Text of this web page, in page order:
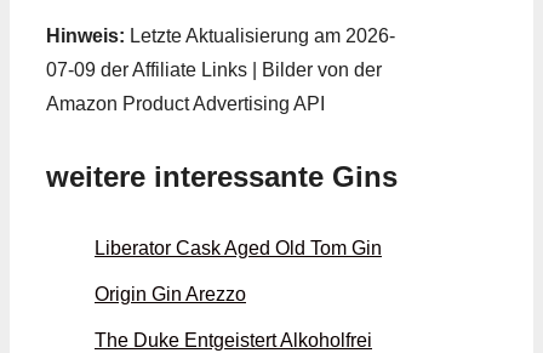
Hinweis: Letzte Aktualisierung am 2026-
07-09 der Affiliate Links | Bilder von der
Amazon Product Advertising API
weitere interessante Gins
Liberator Cask Aged Old Tom Gin
Origin Gin Arezzo
The Duke Entgeistert Alkoholfrei